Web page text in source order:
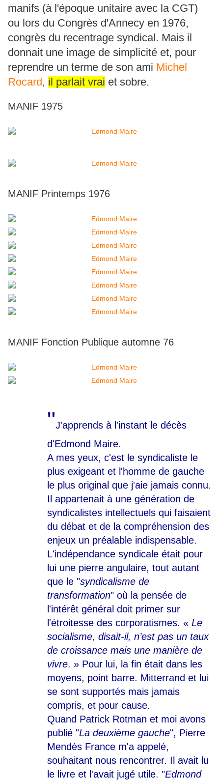
manifs (à l'époque unitaire avec la CGT)
ou lors du Congrès d'Annecy en 1976,
congrès du recentrage syndical. Mais il
donnait une image de simplicité et, pour
reprendre un terme de son ami Michel
Rocard, il parlait vrai et sobre.
MANIF 1975
MANIF Printemps 1976
MANIF Fonction Publique automne 76
"J'apprends à l'instant le décès
d'Edmond Maire.
A mes yeux, c'est le syndicaliste le
plus exigeant et l'homme de gauche
le plus original que j'aie jamais connu.
Il appartenait à une génération de
syndicalistes intellectuels qui faisaient
du débat et de la compréhension des
enjeux un préalable indispensable.
L'indépendance syndicale était pour
lui une pierre angulaire, tout autant
que le "syndicalisme de
transformation" où la pensée de
l'intérêt général doit primer sur
l'étroitesse des corporatismes. « Le
socialisme, disait-il, n’est pas un taux
de croissance mais une manière de
vivre. » Pour lui, la fin était dans les
moyens, point barre. Mitterrand et lui
se sont supportés mais jamais
compris, et pour cause.
Quand Patrick Rotman et moi avons
publié "La deuxième gauche", Pierre
Mendès France m'a appelé,
souhaitant nous rencontrer. Il avait lu
le livre et l'avait jugé utile. "Edmond